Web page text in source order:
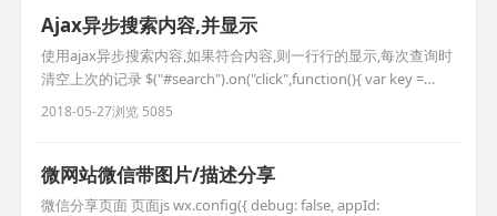
Ajax异步搜索内容,并显示
使用ajax异步搜索内容,如果符合内容,则一行行的显示,每次查询时
清空上次的记录 $("#search").on("click",function(){ var key =
$("#keywords").val(); //异步获取信息 var url = '__URL__/search';
var data = {key:key}; $(".search_l
2018-05-27浏览 5085
微网站微信带图片/描述分享
微信分享页面 页面js wx.config({ debug: false, appId: